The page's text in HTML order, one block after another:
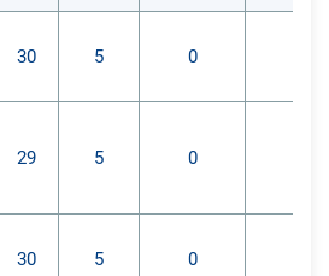
30 5 0
29 5 0
30 5 0